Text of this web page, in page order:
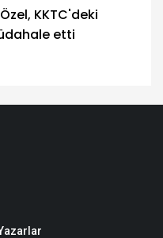
KKTC'deki
etti